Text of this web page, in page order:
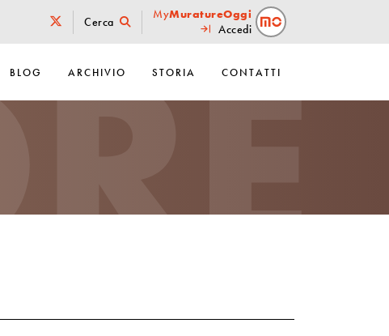
Cerca
MyMuratureOggi
Accedi
BLOG ARCHIVIO STORIA CONTATTI